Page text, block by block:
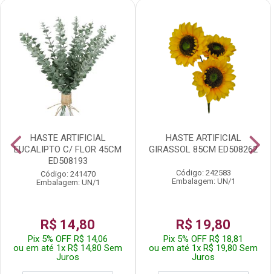
HASTE ARTIFICIAL
EUCALIPTO C/ FLOR 45CM
ED508193
Código: 241470
Embalagem: UN/1
R$ 14,80
Pix 5% OFF R$ 14,06
ou em até 1x R$ 14,80 Sem
Juros
HASTE ARTIFICIAL
GIRASSOL 85CM ED508262
Código: 242583
Embalagem: UN/1
R$ 19,80
Pix 5% OFF R$ 18,81
ou em até 1x R$ 19,80 Sem
Juros